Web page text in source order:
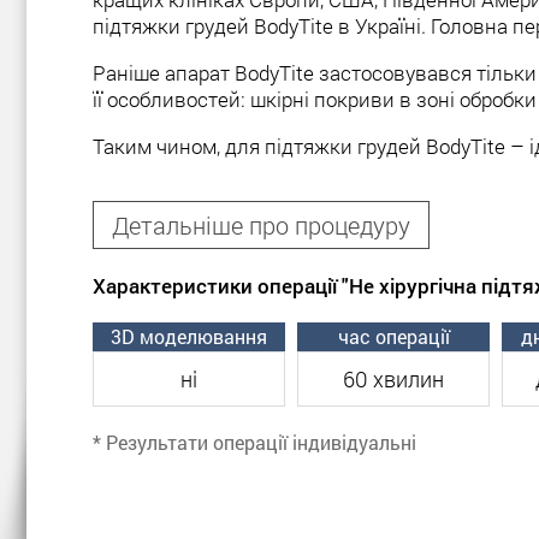
підтяжки грудей BodyTite в Україні. Головна
Раніше апарат BodyTite застосовувався
її особливостей: шкірні покриви в зоні
Таким чином, для підтяжки грудей BodyTite –
Показання до не хірургічної
Птоз (від помірного до вираженого).
Псевдоптоз (помилковий птоз) молочних
Детальніше про процедуру
Характеристики операції "Не хірургічна
3D моделювання
ні
час операції
60 хвилин
* Результати операції індивідуальні